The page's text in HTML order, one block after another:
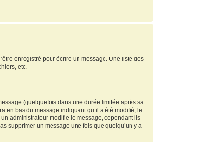
enregistré pour écrire un message. Une liste des
etc.
(quelquefois dans une durée limitée après sa
en bas du message indiquant qu’il a été modifié, le
administrateur modifie le message, cependant ils
supprimer un message une fois que quelqu’un y a